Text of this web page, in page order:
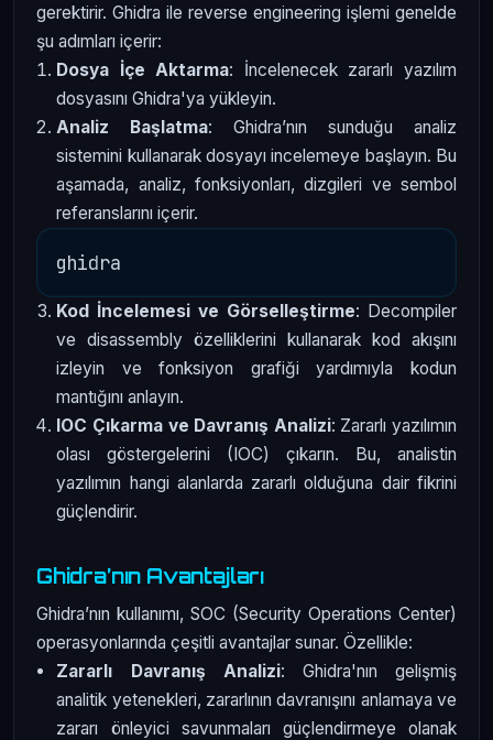
gerektirir. Ghidra ile reverse engineering işlemi genelde
şu adımları içerir:
Dosya İçe Aktarma: İncelenecek zararlı yazılım
dosyasını Ghidra'ya yükleyin.
Analiz Başlatma: Ghidra’nın sunduğu analiz
sistemini kullanarak dosyayı incelemeye başlayın. Bu
aşamada, analiz, fonksiyonları, dizgileri ve sembol
referanslarını içerir.
Kod İncelemesi ve Görselleştirme: Decompiler
ve disassembly özelliklerini kullanarak kod akışını
izleyin ve fonksiyon grafiği yardımıyla kodun
mantığını anlayın.
IOC Çıkarma ve Davranış Analizi: Zararlı yazılımın
olası göstergelerini (IOC) çıkarın. Bu, analistin
yazılımın hangi alanlarda zararlı olduğuna dair fikrini
güçlendirir.
Ghidra’nın Avantajları
Ghidra’nın kullanımı, SOC (Security Operations Center)
operasyonlarında çeşitli avantajlar sunar. Özellikle:
Zararlı Davranış Analizi: Ghidra'nın gelişmiş
analitik yetenekleri, zararlının davranışını anlamaya ve
zararı önleyici savunmaları güçlendirmeye olanak